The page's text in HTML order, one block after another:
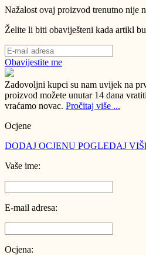
Nažalost ovaj proizvod trenutno nije
Želite li biti obaviješteni kada artikl
Obavijestite me
Zadovoljni kupci su nam uvijek na
proizvod možete unutar 14 dana
vraćamo novac. Pročitaj više ...
Ocjene
DODAJ OCJENU POGLEDAJ
Vaše ime:
E-mail adresa:
Ocjena: